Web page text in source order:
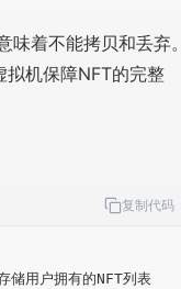
味着不能拷贝和丢弃
机保障NFT的完整
复制代码